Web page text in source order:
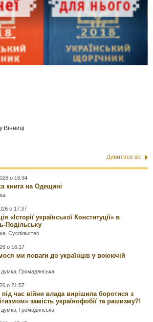
у Вінниці
Дивитися всі
о 16:34
книга на Одещині
о 17:37
«Історії української Конституції» в
Подільську
,Суспільство
о 16:17
ми поваги до українців у воюючій
думка Громадянська
о 21:57
час війни влада вирішила боротися з
замість українофобії та рашизму?!
думка Громадянська